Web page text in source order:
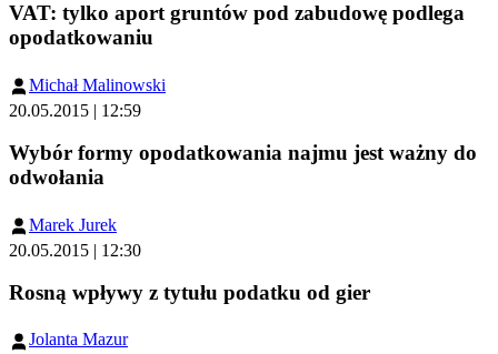
VAT: tylko aport gruntów pod zabudowę podlega
opodatkowaniu
Michał Malinowski
20.05.2015 | 12:59
Wybór formy opodatkowania najmu jest ważny do
odwołania
Marek Jurek
20.05.2015 | 12:30
Rosną wpływy z tytułu podatku od gier
Jolanta Mazur